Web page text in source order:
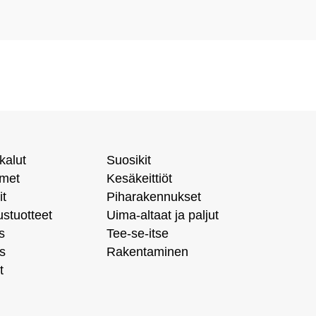
Suosikit
Kesäkeittiöt
Piharakennukset
Uima-altaat ja paljut
Tee-se-itse
Rakentaminen